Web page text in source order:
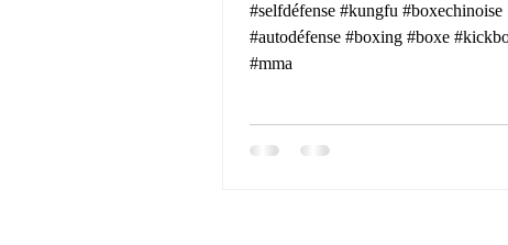
#selfdéfense #kungfu #boxechinoise
#autodéfense #boxing #boxe #kickboxing
#mma